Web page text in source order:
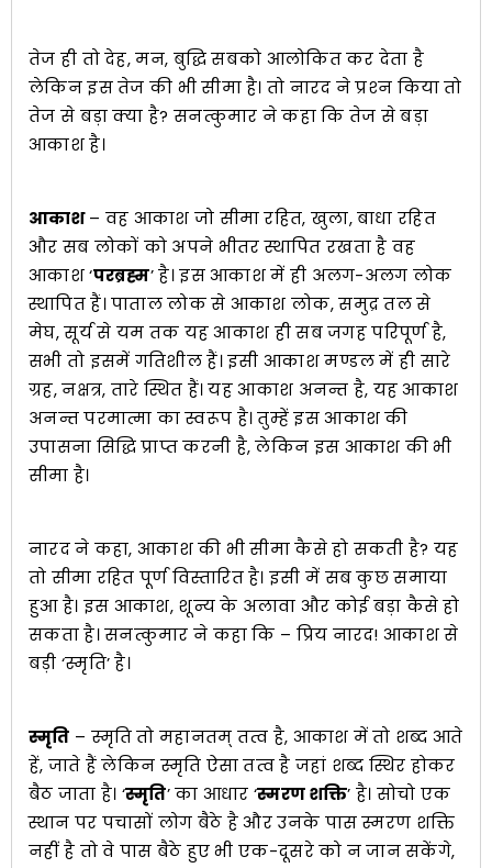
तेज ही तो देह, मन, बुद्धि सबको आलोकित कर देता है
लेकिन इस तेज की भी सीमा है। तो नारद ने प्रश्‍न किया तो
तेज से बड़ा क्या है? सनत्कुमार ने कहा कि तेज से बड़ा
आकाश है।
आकाश– वह आकाश जो सीमा रहित, खुला, बाधा रहित
और सब लोकों को अपने भीतर स्थापित रखता है वह
आकाश ‘परब्रह्म’ है। इस आकाश में ही अलग-अलग लोक
स्थापित हैं। पाताल लोक से आकाश लोक, समुद्र तल से
मेघ, सूर्य से यम तक यह आकाश ही सब जगह परिपूर्ण है,
सभी तो इसमें गतिशील हैं। इसी आकाश मण्डल में ही सारे
ग्रह, नक्षत्र, तारे स्थित हैं। यह आकाश अनन्त है, यह आकाश
अनन्त परमात्मा का स्वरूप है। तुम्हें इस आकाश की
उपासना सिद्धि प्राप्त करनी है, लेकिन इस आकाश की भी
सीमा है।
नारद ने कहा, आकाश की भी सीमा कैसे हो सकती है? यह
तो सीमा रहित पूर्ण विस्तारित है। इसी में सब कुछ समाया
हुआ है। इस आकाश, शून्य के अलावा और कोई बड़ा कैसे हो
सकता है। सनत्कुमार ने कहा कि – प्रिय नारद! आकाश से
बड़ी ‘स्मृति’ है।
स्मृति – स्मृति तो महानतम् तत्व है, आकाश में तो शब्द आते
हें, जाते हैं लेकिन स्मृति ऐसा तत्व है जहां शब्द स्थिर होकर
बैठ जाता है। ‘स्मृति’ का आधार ‘स्मरण शक्ति’ है। सोचो एक
स्थान पर पचासों लोग बैठे है और उनके पास स्मरण शक्ति
नहीं है तो वे पास बैठे हुए भी एक-दूसरे को न जान सकेंगे,